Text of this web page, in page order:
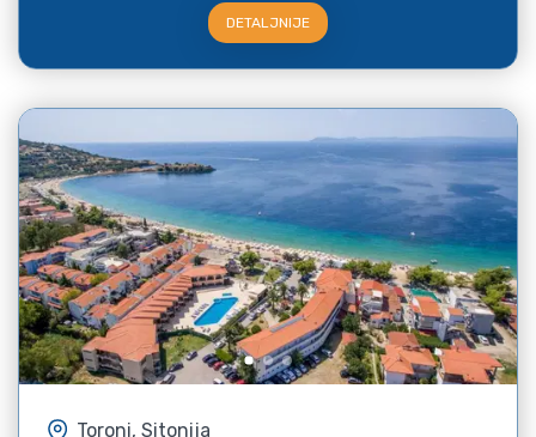
DETALJNIJE
Toroni, Sitonija